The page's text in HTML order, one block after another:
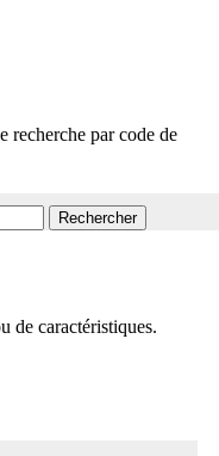
recherche par code de
Rechercher
de caractéristiques.